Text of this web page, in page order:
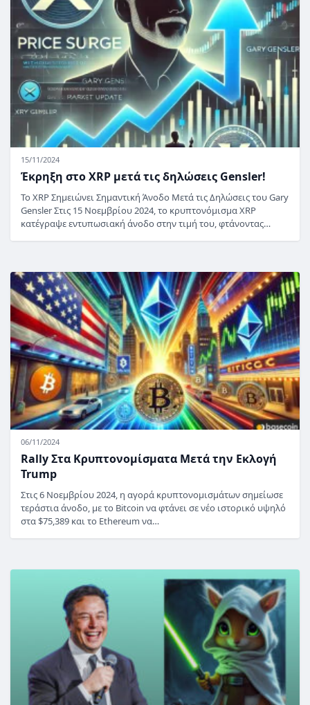
15/11/2024
Έκρηξη στο XRP μετά τις δηλώσεις Gensler!
Το XRP Σημειώνει Σημαντική Άνοδο Μετά τις Δηλώσεις του Gary
Gensler Στις 15 Νοεμβρίου 2024, το κρυπτονόμισμα XRP
κατέγραψε εντυπωσιακή άνοδο στην τιμή του, φτάνοντας…
06/11/2024
Rally Στα Κρυπτονομίσματα Μετά την Εκλογή
Trump
Στις 6 Νοεμβρίου 2024, η αγορά κρυπτονομισμάτων σημείωσε
τεράστια άνοδο, με το Bitcoin να φτάνει σε νέο ιστορικό υψηλό
στα $75,389 και το Ethereum να…